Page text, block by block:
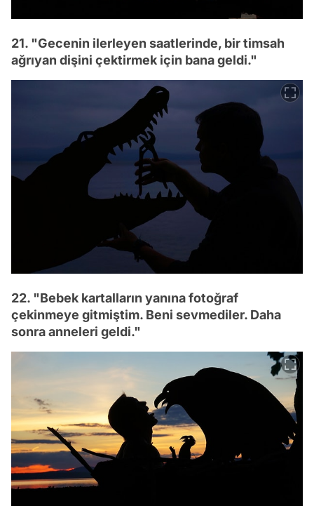
21. "Gecenin ilerleyen saatlerinde, bir timsah
ağrıyan dişini çektirmek için bana geldi."
22. "Bebek kartalların yanına fotoğraf
çekinmeye gitmiştim. Beni sevmediler. Daha
sonra anneleri geldi."